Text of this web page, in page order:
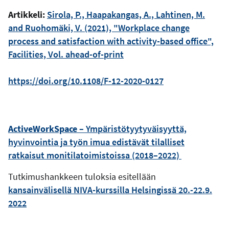
Artikkeli: Sirola, P., Haapakangas, A., Lahtinen, M.
and Ruohomäki, V. (2021), "Workplace change
process and satisfaction with activity-based office",
Facilities, Vol. ahead-of-print
https://doi.org/10.1108/F-12-2020-0127
ActiveWorkSpace– Ympäristötyytyväisyyttä,
hyvinvointia ja työn imua edistävät tilalliset
ratkaisut monitilatoimistoissa (2018–2022)
Tutkimushankkeen tuloksia esitellään
kansainvälisellä NIVA-kurssilla Helsingissä 20.-22.9.
2022